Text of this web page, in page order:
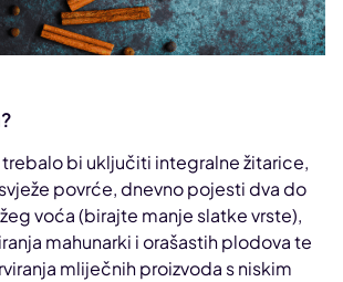
bi uključiti integralne žitarice,
povrće, dnevno pojesti dva do
voća (birajte manje slatke vrste),
mahunarki i orašastih plodova te
mliječnih proizvoda s niskim